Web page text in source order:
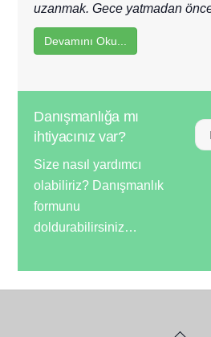
uzanmak. Gece yatmadan
Devamını Oku...
Danışmanlığa mı
ihtiyacınız var?
Size nasıl yardımcı
olabiliriz? Danışmanlık
formunu
doldurabilirsiniz…
Back